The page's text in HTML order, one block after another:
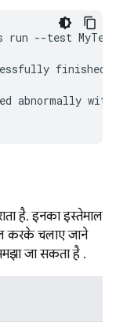
--test
finished"
abnormally with
है. इनका इस्तेमाल
करके चलाए जाने
जा सकता है .